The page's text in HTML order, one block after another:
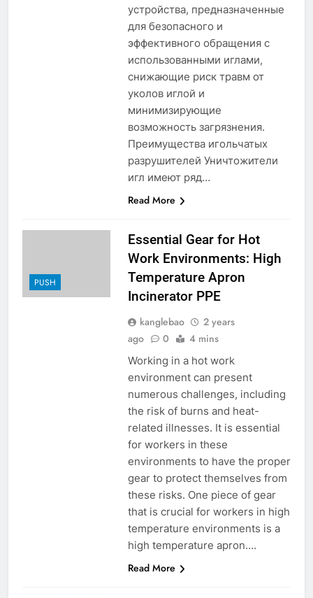
устройства, предназначенные
для безопасного и
эффективного обращения с
использованными иглами,
снижающие риск травм от
уколов иглой и
минимизирующие
возможность загрязнения.
Преимущества игольчатых
разрушителей Уничтожители
игл имеют ряд…
Read More
PUSH
Essential Gear for Hot
Work Environments: High
Temperature Apron
Incinerator PPE
kanglebao
2 years
ago
0 4 mins
Working in a hot work
environment can present
numerous challenges, including
the risk of burns and heat-
related illnesses. It is essential
for workers in these
environments to have the proper
gear to protect themselves from
these risks. One piece of gear
that is crucial for workers in high
temperature environments is a
high temperature apron….
Read More